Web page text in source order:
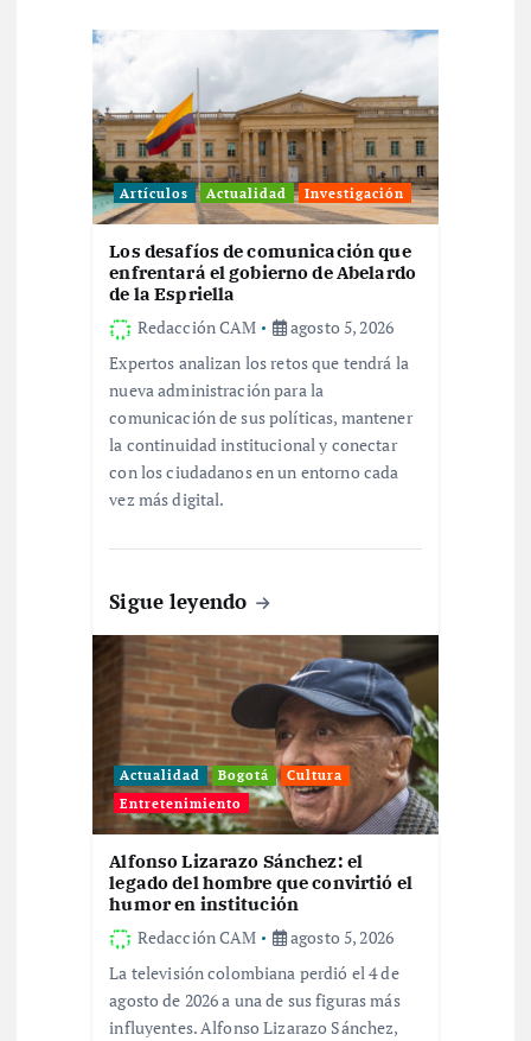
Artículos Actualidad Investigación
Los desafíos de comunicación que
enfrentará el gobierno de Abelardo
de la Espriella
Redacción CAM
agosto 5, 2026
Expertos analizan los retos que tendrá la
nueva administración para la
comunicación de sus políticas, mantener
la continuidad institucional y conectar
con los ciudadanos en un entorno cada
vez más digital.
Sigue leyendo
Actualidad Bogotá
Cultura
Entretenimiento
Alfonso Lizarazo Sánchez: el
legado del hombre que convirtió el
humor en institución
Redacción CAM
agosto 5, 2026
La televisión colombiana perdió el 4 de
agosto de 2026 a una de sus figuras más
influyentes. Alfonso Lizarazo Sánchez,